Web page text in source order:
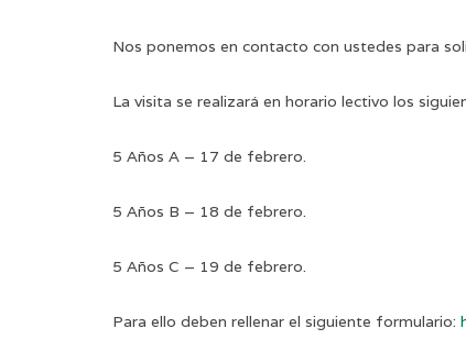
Nos ponemos en contacto con ustedes para
La visita se realizará en horario lectivo los
5 Años A – 17 de febrero.
5 Años B – 18 de febrero.
5 Años C – 19 de febrero.
Para ello deben rellenar el siguiente formulario: